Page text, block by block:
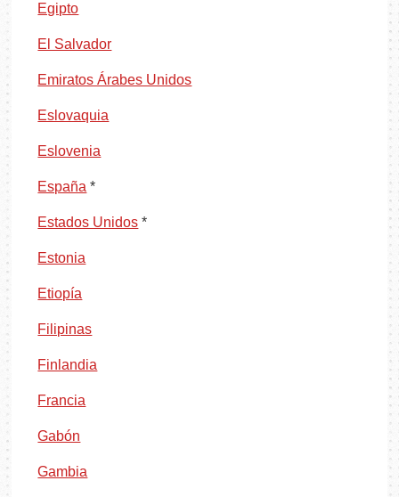
Egipto
El Salvador
Emiratos Árabes Unidos
Eslovaquia
Eslovenia
España *
Estados Unidos *
Estonia
Etiopía
Filipinas
Finlandia
Francia
Gabón
Gambia